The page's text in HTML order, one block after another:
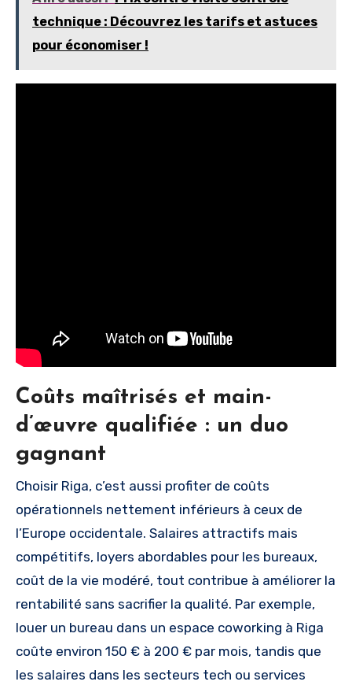
technique : Découvrez les tarifs et astuces
pour économiser !
Coûts maîtrisés et main-
d’œuvre qualifiée : un duo
gagnant
Choisir Riga, c’est aussi profiter de coûts
opérationnels nettement inférieurs à ceux de
l’Europe occidentale. Salaires attractifs mais
compétitifs, loyers abordables pour les bureaux,
coût de la vie modéré, tout contribue à améliorer la
rentabilité sans sacrifier la qualité. Par exemple,
louer un bureau dans un espace coworking à Riga
coûte environ 150 € à 200 € par mois, tandis que
les salaires dans les secteurs tech ou services